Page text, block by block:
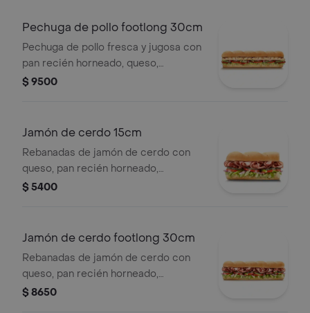
Pechuga de pollo footlong 30cm
Pechuga de pollo fresca y jugosa con
pan recién horneado, queso,
vegetales y salsas frescas a tu
$ 9500
Jamón de cerdo 15cm
Rebanadas de jamón de cerdo con
queso, pan recién horneado,
vegetales y salsas frescas a tu
$ 5400
Jamón de cerdo footlong 30cm
Rebanadas de jamón de cerdo con
queso, pan recién horneado,
vegetales y salsas frescas a tu
$ 8650